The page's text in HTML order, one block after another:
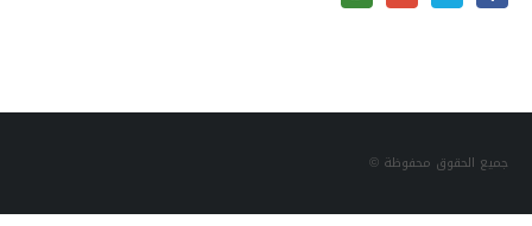
جميع الحقوق محفوظة ©